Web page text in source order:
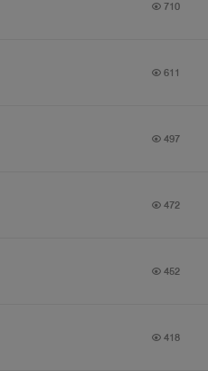
710
611
497
472
452
418